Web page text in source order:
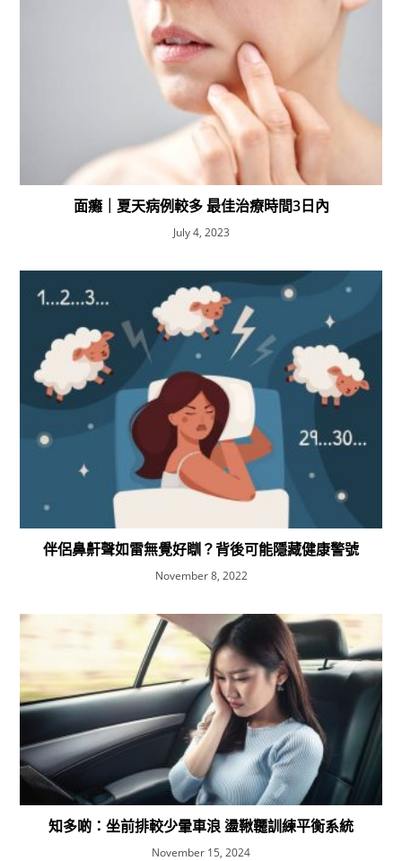
面癱｜夏天病例較多 最佳治療時間3日內
July 4, 2023
伴侶鼻鼾聲如雷無覺好瞓？背後可能隱藏健康警號
November 8, 2022
知多啲：坐前排較少暈車浪 盪鞦韆訓練平衡系統
November 15, 2024